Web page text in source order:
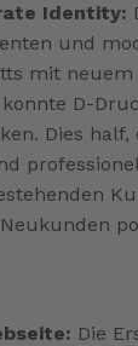
Identity:
und
mit neuem
D-
Dies
Die